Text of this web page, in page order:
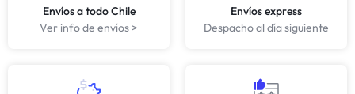
Envíos a todo Chile
Ver info de envíos >
Envíos express
Despacho al día siguiente